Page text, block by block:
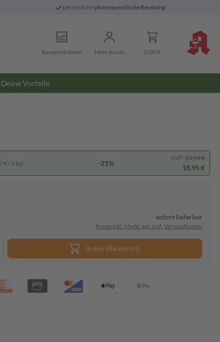
persönliche pharmazeutische Beratung
Rezept einlösen Mein Konto 0,00 €
Deine Vorteile
€ / 1 kg) -21%
UVP: 23,95 €
18,95 €
sofort lieferbar
Preise inkl. MwSt. ggf. zzgl. Versandkosten
In den Warenkorb